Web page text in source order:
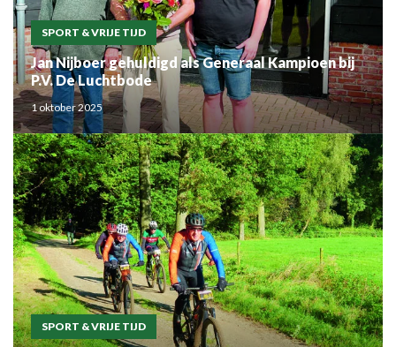
SPORT & VRIJE TIJD
Jan Nijboer gehuldigd als Generaal Kampioen bij
P.V. De Luchtbode
1 oktober 2025
SPORT & VRIJE TIJD